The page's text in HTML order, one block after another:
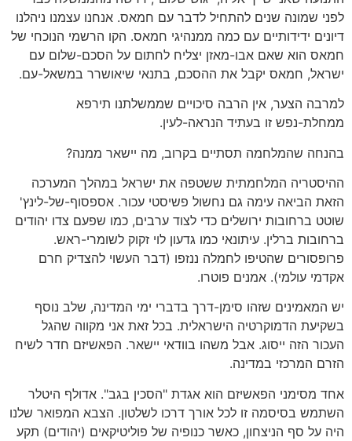
לפני שמונה שנים להתחיל לדבר עם חמאס. אנחנו עצמנו ניהלנו
דיונים ידידותיים עם כמה ממנהיגי חמאס. הקו הרשמי הנוכחי של
חמאס הוא שאם אבו-מאזן יצליח לחתום על הסכם-שלום עם
ישראל, חמאס יקבל את ההסכם, בתנאי שיאושרר במשאל-עם.
למרבה הצער, אין הרבה סיכויים שממשלתנו תירפא
ממחלת-נפש זו בעתיד הנראה-לעין.
בהנחה שהמלחמה תסתיים בקרוב, מה יישאר ממנה?
ההיסטריה המלחמתית ששטפה את ישראל במהלך המערכה
הזאת הביאה עימה גם נחשול פשיסטי עכור. אספסוף-של-לינץ'
שוטט ברחובות ירושלים כדי לצוד ערבים, כמו שפעם צדו יהודים
ברחובות ברלין. עיתונאי כמו גדעון לוי זקוק לשומרי-ראש.
פרופסורים שהטיפו לחמלה ננזפו (דבר העשוי להצדיק חרם
אקדמי עולמי). אמנים פוטרו.
יש המאמינים שזהו סימן-דרך בדברי ימי המדינה, שלב נוסף
בשקיעת הדמוקרטיה הישראלית. בכל זאת אני מקווה שהגל
העכור הזה ייסוג. אבל משהו בוודאי יישאר. הפאשיזם חדר לשיח
הזרם המרכזי במדינה.
אחד מסימני הפאשיזם הוא אגדת "הסכין בגב". אדולף היטלר
השתמש בסיסמה זו לכל אורך דרכו לשלטון. הצבא המפואר שלנו
היה על סף הניצחון, כאשר כנופיה של פוליטיקאים (יהודים) תקע